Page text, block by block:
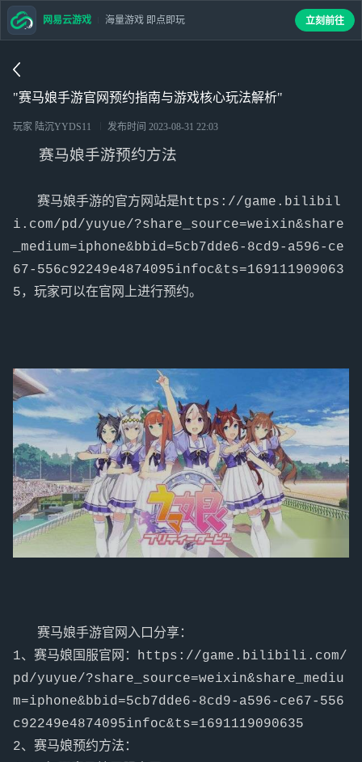
"赛马娘手游官网预约指南与游戏核心玩法解析"
玩家 陆沉YYDS11 发布时间 2023-08-31 22:03
赛马娘手游预约方法
i.com/pd/yuyue/?share_source=weixin&share
_medium=iphone&bbid=5cb7dde6-8cd9-a596-ce
67-556c92249e4874095infoc&ts=169111909063
1、赛马娘国服官网：https://game.bilibili.com/
pd/yuyue/?share_source=weixin&share_mediu
m=iphone&bbid=5cb7dde6-8cd9-a596-ce67-556
c92249e4874095infoc&ts=1691119090635
2、赛马娘预约方法：
网易云游戏 海量游戏 即点即玩 立刻前往